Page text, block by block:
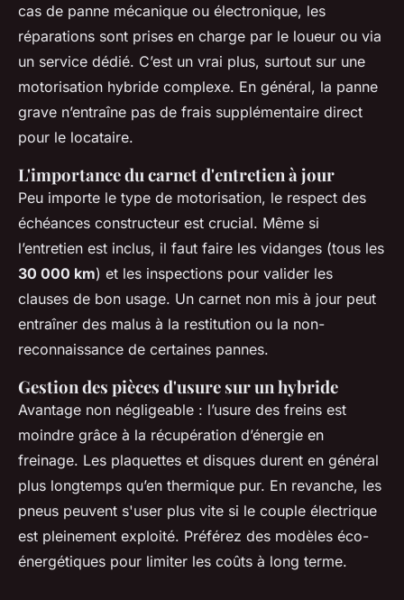
cas de panne mécanique ou électronique, les
réparations sont prises en charge par le loueur ou via
un service dédié. C’est un vrai plus, surtout sur une
motorisation hybride complexe. En général, la panne
grave n’entraîne pas de frais supplémentaire direct
pour le locataire.
L'importance du carnet d'entretien à jour
Peu importe le type de motorisation, le respect des
échéances constructeur est crucial. Même si
l’entretien est inclus, il faut faire les vidanges (tous les
30 000 km) et les inspections pour valider les
clauses de bon usage. Un carnet non mis à jour peut
entraîner des malus à la restitution ou la non-
reconnaissance de certaines pannes.
Gestion des pièces d'usure sur un hybride
Avantage non négligeable : l’usure des freins est
moindre grâce à la récupération d’énergie en
freinage. Les plaquettes et disques durent en général
plus longtemps qu’en thermique pur. En revanche, les
pneus peuvent s'user plus vite si le couple électrique
est pleinement exploité. Préférez des modèles éco-
énergétiques pour limiter les coûts à long terme.